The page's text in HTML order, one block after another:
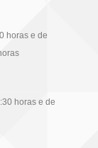
horas e de
horas e de